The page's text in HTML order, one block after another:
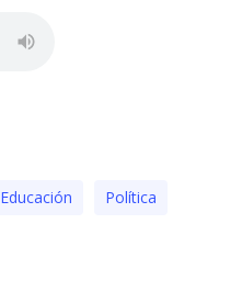
Educación Polí­tica